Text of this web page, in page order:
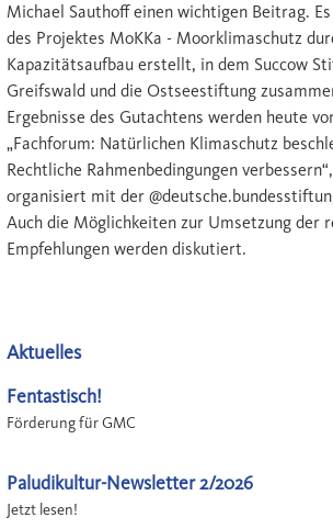
Michael Sauthoff einen wichtigen Beitrag.
des Projektes MoKKa - Moorklimaschutz
Kapazitätsaufbau erstellt, in dem Succow
Greifswald und die Ostseestiftung
Ergebnisse des Gutachtens werden heute
„Fachforum: Natürlichen Klimaschutz
Rechtliche Rahmenbedingungen
organisiert mit der
Auch die Möglichkeiten zur Umsetzung der
Empfehlungen werden diskutiert.
Aktuelles
Fentastisch!
Förderung für GMC
Paludikultur-Newsletter 2/2026
Jetzt lesen!